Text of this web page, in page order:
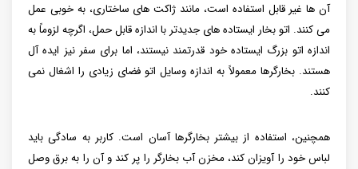
آن ها غیر قابل استفاده است، مانند ژاکت های ساختاری، به خوبی عمل
می کنند. اتو بخار ایستاده های جدیدتر با اندازه قابل حمل، اگرچه لزوماً به
اندازه اتو بزرگ ایستاده خود قدرتمند نیستند، اما برای سفر نیز ایده آل
هستند. بخارگرها معمولاً به اندازه وسایل اتو فضای زیادی را اشغال نمی
کنند.
همچنین، استفاده از بیشتر بخارگرها آسان است. کاربر به سادگی باید
لباس خود را آویزان کند، مخزن آب بخارگر را پر کند و آن را به برق وصل